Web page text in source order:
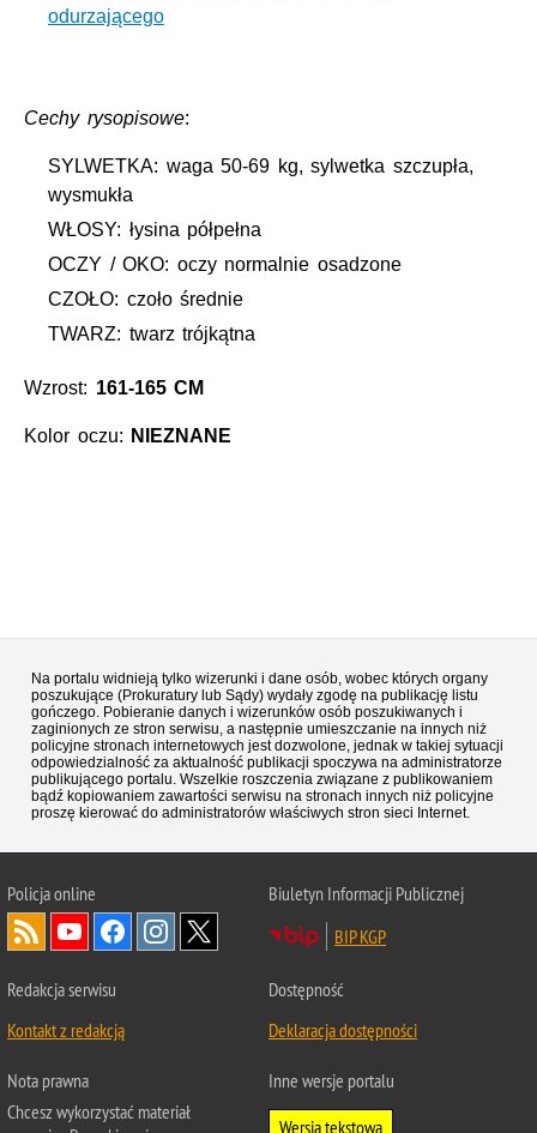
odurzającego
Cechy rysopisowe:
SYLWETKA: waga 50-69 kg, sylwetka szczupła,
wysmukła
WŁOSY: łysina półpełna
OCZY / OKO: oczy normalnie osadzone
CZOŁO: czoło średnie
TWARZ: twarz trójkątna
Wzrost: 161-165 CM
Kolor oczu: NIEZNANE
Na portalu widnieją tylko wizerunki i dane osób, wobec których organy
poszukujące (Prokuratury lub Sądy) wydały zgodę na publikację listu
gończego. Pobieranie danych i wizerunków osób poszukiwanych i
zaginionych ze stron serwisu, a następnie umieszczanie na innych niż
policyjne stronach internetowych jest dozwolone, jednak w takiej sytuacji
odpowiedzialność za aktualność publikacji spoczywa na administratorze
publikującego portalu. Wszelkie roszczenia związane z publikowaniem
bądź kopiowaniem zawartości serwisu na stronach innych niż policyjne
proszę kierować do administratorów właściwych stron sieci Internet.
Policjaonline
Biuletyn Informacji Publicznej
BIP KGP
Redakcja serwisu
Kontakt z redakcją
Dostępność
Deklaracja dostępności
Nota prawna
Chcesz wykorzystać materiał
Inne wersje portalu
Wersja tekstowa